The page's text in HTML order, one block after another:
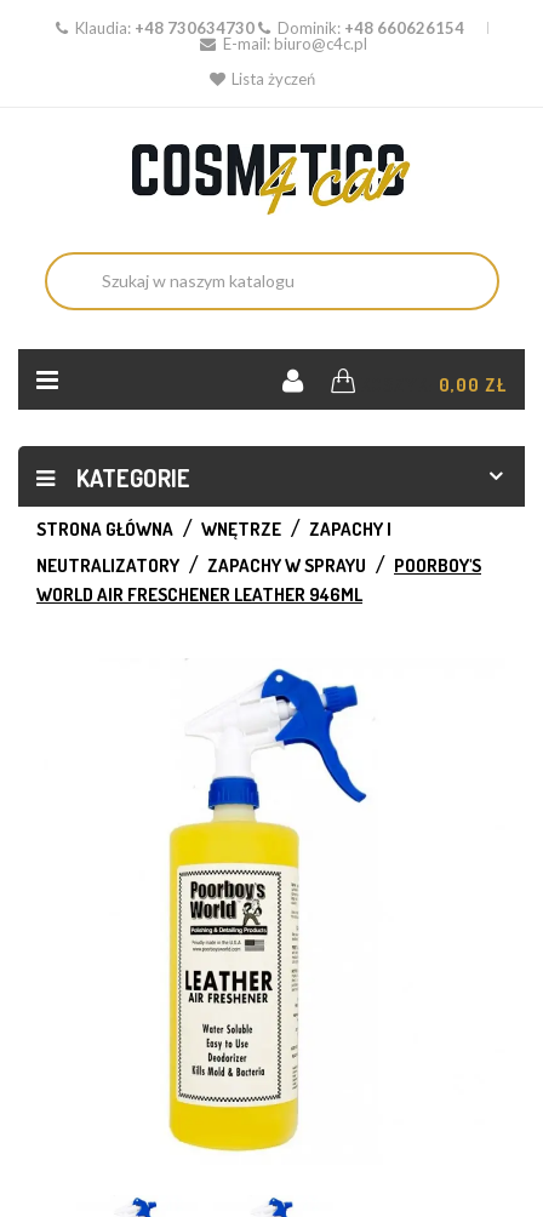
Klaudia: +48 730634730 Dominik: +48 660626154
E-mail: biuro@c4c.pl
Lista życzeń
0,00 ZŁ
KATEGORIE
STRONA GŁÓWNA WNĘTRZE
ZAPACHY I
NEUTRALIZATORY
ZAPACHY W SPRAYU
POORBOY'S
WORLD AIR FRESCHENER LEATHER 946ML